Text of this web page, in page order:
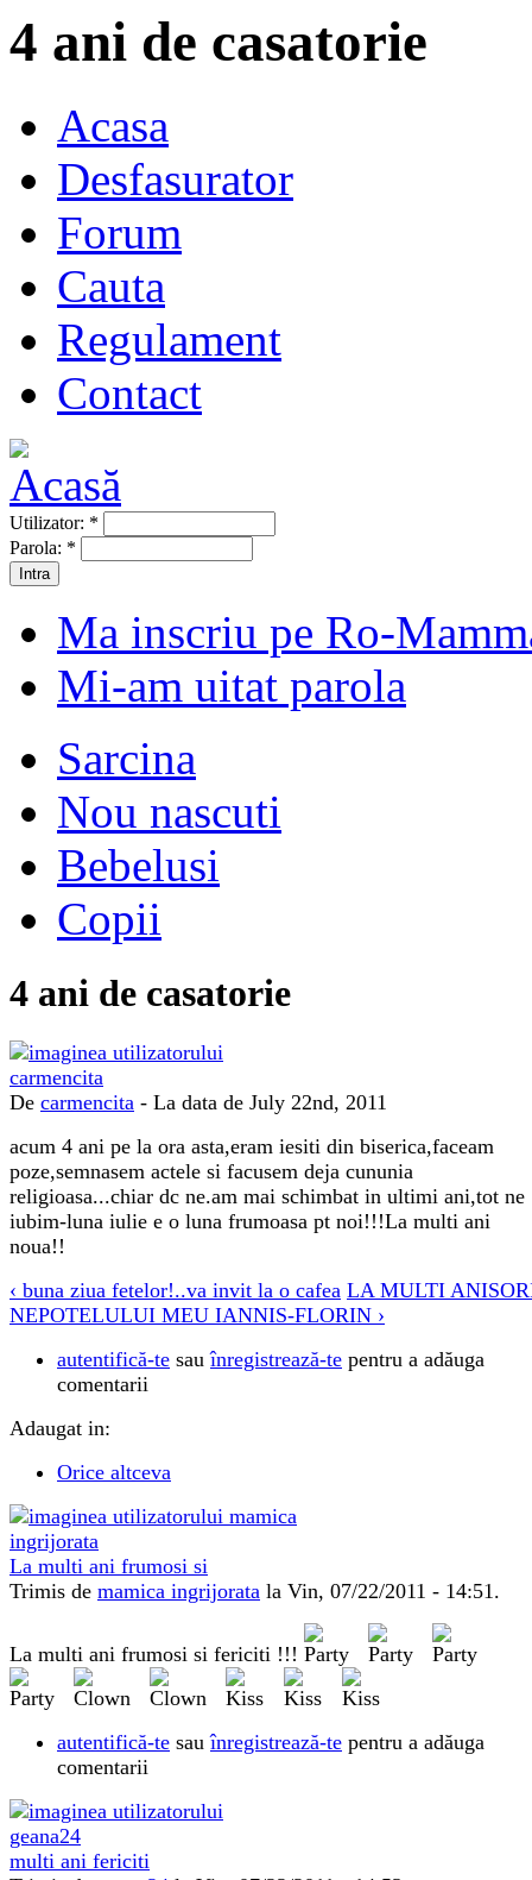
4 ani de casatorie
Acasa
Desfasurator
Forum
Cauta
Regulament
Contact
Utilizator: *
Parola: *
Ma inscriu pe Ro-
Mi-am uitat parola
Sarcina
Nou nascuti
Bebelusi
Copii
4 ani de casatorie
De carmencita - La data de July 22nd, 2011
acum 4 ani pe la ora asta,eram iesiti din biserica,faceam
poze,semnasem actele si facusem deja cununia
religioasa...chiar dc ne.am mai schimbat in ultimi ani,tot ne
iubim-luna iulie e o luna frumoasa pt noi!!!La multi ani
noua!!
‹ buna ziua fetelor!..va invit la o cafea LA MULTI
NEPOTELULUI MEU IANNIS-FLORIN ›
autentifică-te sauînregistrează-te pentru a adăuga
comentarii
Adaugat in:
Orice altceva
La multi ani frumosi si
Trimis de mamica ingrijorata la Vin, 07/22/2011 - 14:51.
La multi ani frumosi si fericiti !!!
autentifică-te sauînregistrează-te pentru a adăuga
comentarii
multi ani fericiti